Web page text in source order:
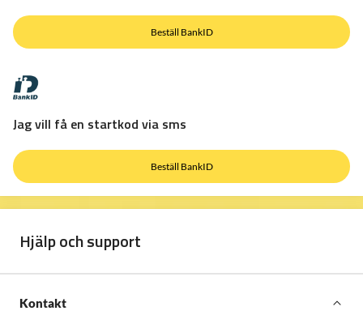
Beställ BankID
Jag vill få en startkod via sms
Beställ BankID
Hjälp och support
Kontakt